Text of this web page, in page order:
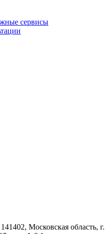
сервисы
Московская область, г.